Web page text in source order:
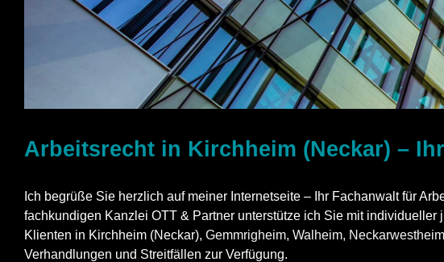
Arbeitsrecht in Kirchheim (Neckar) –
Ich begrüße Sie herzlich auf meiner Internetseite – Ihr Fachanwalt für
fachkundigen Kanzlei OTT & Partner unterstütze ich Sie mit
Klienten in Kirchheim (Neckar), Gemmrigheim, Walheim, Neckarwestheim
Verhandlungen und Streitfällen zur Verfügung.